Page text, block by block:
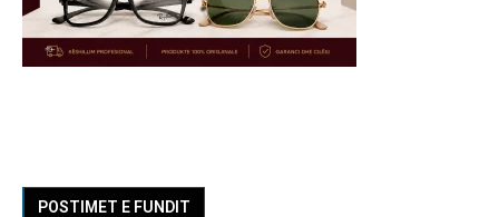
POSTIMET E FUNDIT